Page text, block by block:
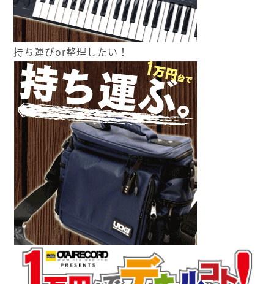
持ち運びor整理したい！